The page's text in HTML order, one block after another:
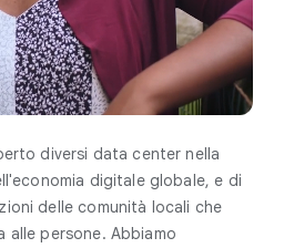
diversi data center nella
digitale globale, e di
delle comunità locali che
alle persone. Abbiamo